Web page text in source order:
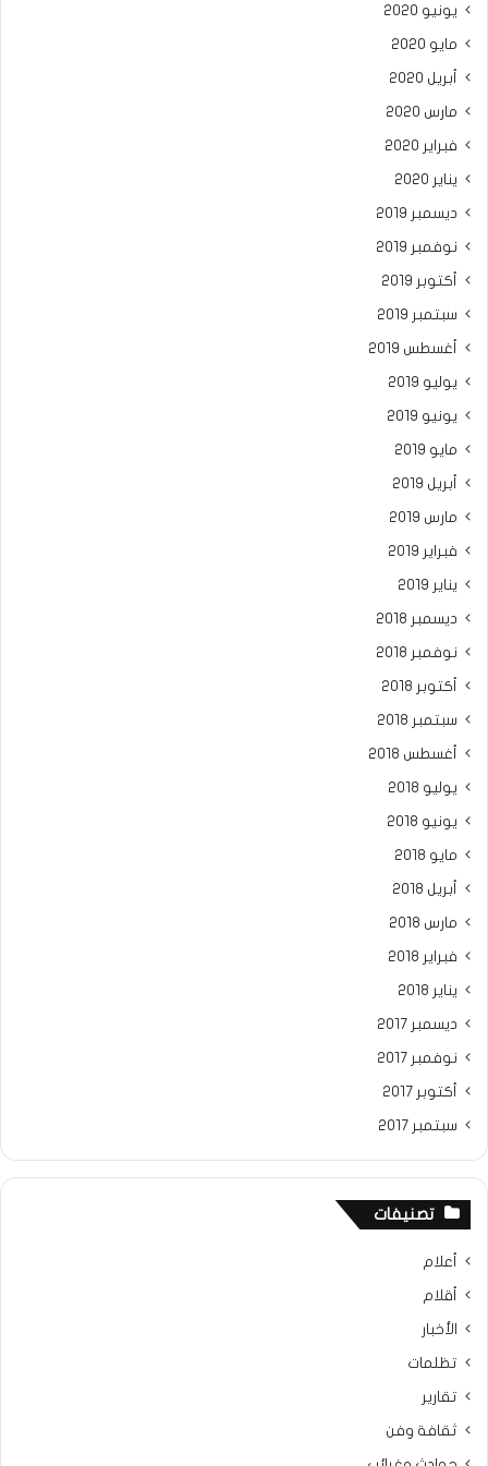
يونيو 2020
مايو 2020
أبريل 2020
مارس 2020
فبراير 2020
يناير 2020
ديسمبر 2019
نوفمبر 2019
أكتوبر 2019
سبتمبر 2019
أغسطس 2019
يوليو 2019
يونيو 2019
مايو 2019
أبريل 2019
مارس 2019
فبراير 2019
يناير 2019
ديسمبر 2018
نوفمبر 2018
أكتوبر 2018
سبتمبر 2018
أغسطس 2018
يوليو 2018
يونيو 2018
مايو 2018
أبريل 2018
مارس 2018
فبراير 2018
يناير 2018
ديسمبر 2017
نوفمبر 2017
أكتوبر 2017
سبتمبر 2017
تصنيفات
أعلام
أقلام
الأخبار
تظلمات
تقارير
ثقافة وفن